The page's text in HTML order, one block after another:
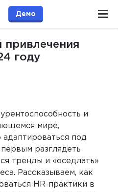
Демо
привлечения
году
и
мире,
под
разглядеть
тренды и «оседлать»
Рассказываем, как
HR-практики в